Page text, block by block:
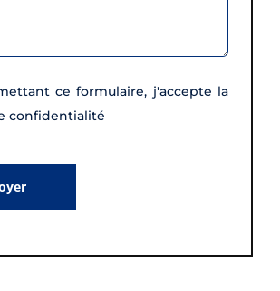
ce formulaire, j'accepte la
confidentialité